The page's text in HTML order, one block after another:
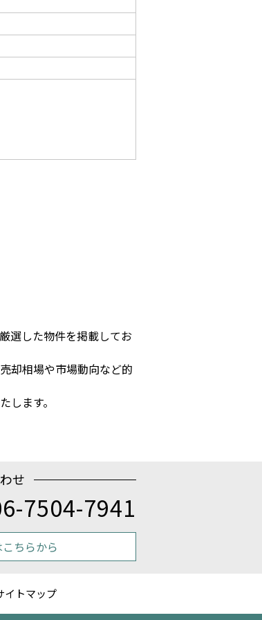
選した物件を掲載してお
却相場や市場動向など的
ます。
せ
7504-7941
ちらから
イトマップ